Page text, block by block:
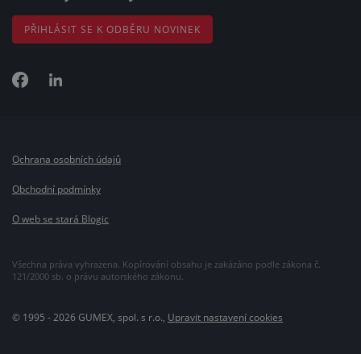
PŘIHLÁSIT SE K ODBĚRU NOVINEK
Všechna práva vyhrazena. Kopírování obsahu je zakázáno podle zákona č.
121/2000 sb. o právu autorského zákonu.
Ochrana osobních údajů
Obchodní podmínky
O web se stará Blogic
© 1995 - 2026 GUMEX, spol. s r.o., Upravit nastavení cookies